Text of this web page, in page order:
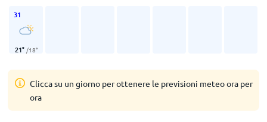
31
21° /18°
Clicca su un giorno per ottenere le previsioni meteo ora per
ora